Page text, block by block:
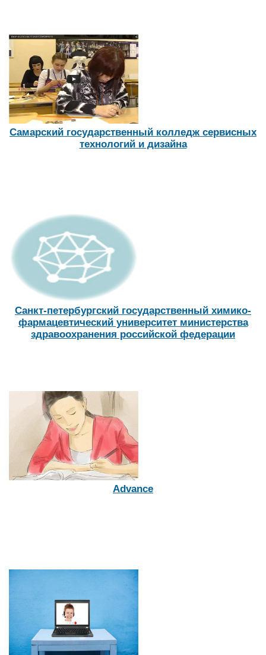
Самарский государственный колледж сервисных
технологий и дизайна
Санкт-петербургский государственный химико-
фармацевтический университет министерства
здравоохранения российской федерации
Advance